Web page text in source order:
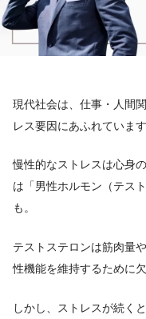
現代社会は、仕事・人間
レス要因にあふれています
慢性的なストレスは心身
は「男性ホルモン（テス
も。
テストステロンは筋肉量
性機能を維持するために
しかし、ストレスが続く